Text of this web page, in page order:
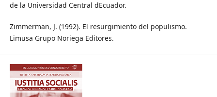
de la Universidad Central dEcuador.
Zimmerman, J. (1992). El resurgimiento del populismo.
Limusa Grupo Noriega Editores.